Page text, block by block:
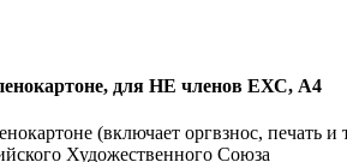
для НЕ членов ЕХС, А4
(включает оргвзнос, печать и
Художественного Союза